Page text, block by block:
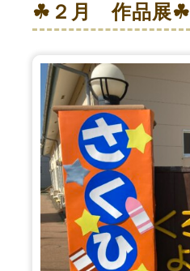
☘２月 作品展☘